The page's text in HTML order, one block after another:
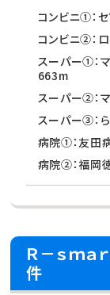
コンビニ①：
コンビニ②：
スーパー①：
663m
スーパー②：
スーパー③：
病院①：友
病院②：福
Ｒ－ｓｍａ
件